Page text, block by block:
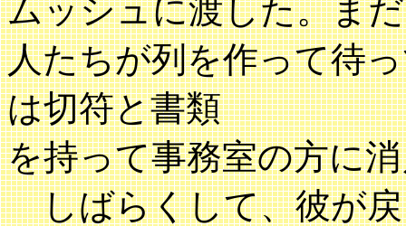
ムッシュに渡した。ま
人たちが列を作って待
は切符と書類
を持って事務室の方に
しばらくして、彼が戻